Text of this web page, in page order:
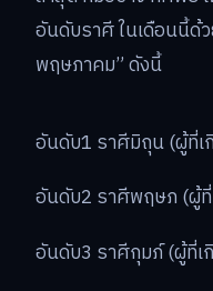
อันดับราศี ในเดือนนี้ด้
พฤษภาคม” ดังนี้
อันดับ1 ราศีมิถุน (ผู้ที่เ
อันดับ2 ราศีพฤษภ (ผู้
อันดับ3 ราศีกุมภ์ (ผู้ที่เ